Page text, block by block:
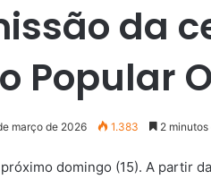
da
Popular
março de 2026 1.383 2
domingo (15). A partir